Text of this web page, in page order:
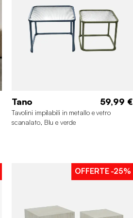
Tano 59,99 €
Tavolini impilabili in metallo e vetro
scanalato, Blu e verde
OFFERTE-25%